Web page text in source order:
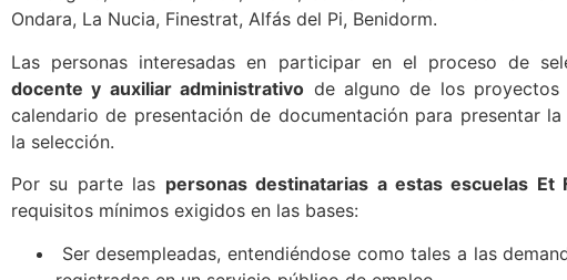
Ondara, La Nucia, Finestrat, Alfás del Pi, Benidorm.
Las personas interesadas en participar en el proceso de
docente y auxiliar administrativo de alguno de los proyectos
calendario de presentación de documentación para presentar
la selección.
Por su parte las personas destinatarias a estas escuelas Et
requisitos mínimos exigidos en las bases:
Ser desempleadas, entendiéndose como tales a las